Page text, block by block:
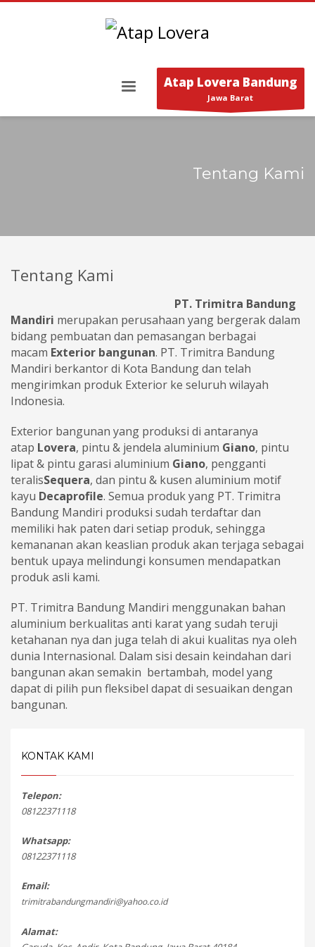
Atap Lovera Bandung
Jawa Barat
Tentang Kami
Tentang Kami
PT. Trimitra Bandung
Mandiri merupakan perusahaan yang bergerak dalam
bidang pembuatan dan pemasangan berbagai
macam Exterior bangunan. PT. Trimitra Bandung
Mandiri berkantor di Kota Bandung dan telah
mengirimkan produk Exterior ke seluruh wilayah
Indonesia.
Exterior bangunan yang produksi di antaranya
atap Lovera, pintu & jendela aluminium Giano, pintu
lipat & pintu garasi aluminium Giano, pengganti
teralisSequera, dan pintu & kusen aluminium motif
kayu Decaprofile. Semua produk yang PT. Trimitra
Bandung Mandiri produksi sudah terdaftar dan
memiliki hak paten dari setiap produk, sehingga
kemananan akan keaslian produk akan terjaga sebagai
bentuk upaya melindungi konsumen mendapatkan
produk asli kami.
PT. Trimitra Bandung Mandiri menggunakan bahan
aluminium berkualitas anti karat yang sudah teruji
ketahanan nya dan juga telah di akui kualitas nya oleh
dunia Internasional. Dalam sisi desain keindahan dari
bangunan akan semakin bertambah, model yang
dapat di pilih pun fleksibel dapat di sesuaikan dengan
bangunan.
KONTAK KAMI
Telepon:
08122371118
Whatsapp:
08122371118
Email:
trimitrabandungmandiri@yahoo.co.id
Alamat: